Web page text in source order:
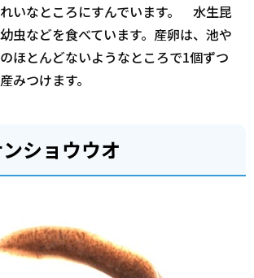
いなところにすんでいます。 水生昆
虫などを食べています。産卵は、池や
ほとんどないようなところで1個ずつ
みつけます。
ショウウオ